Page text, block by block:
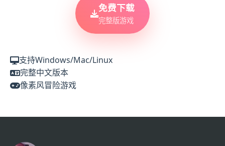
免费下载
完整版游戏
支持Windows/Mac/Linux
完整中文版本
像素风冒险游戏